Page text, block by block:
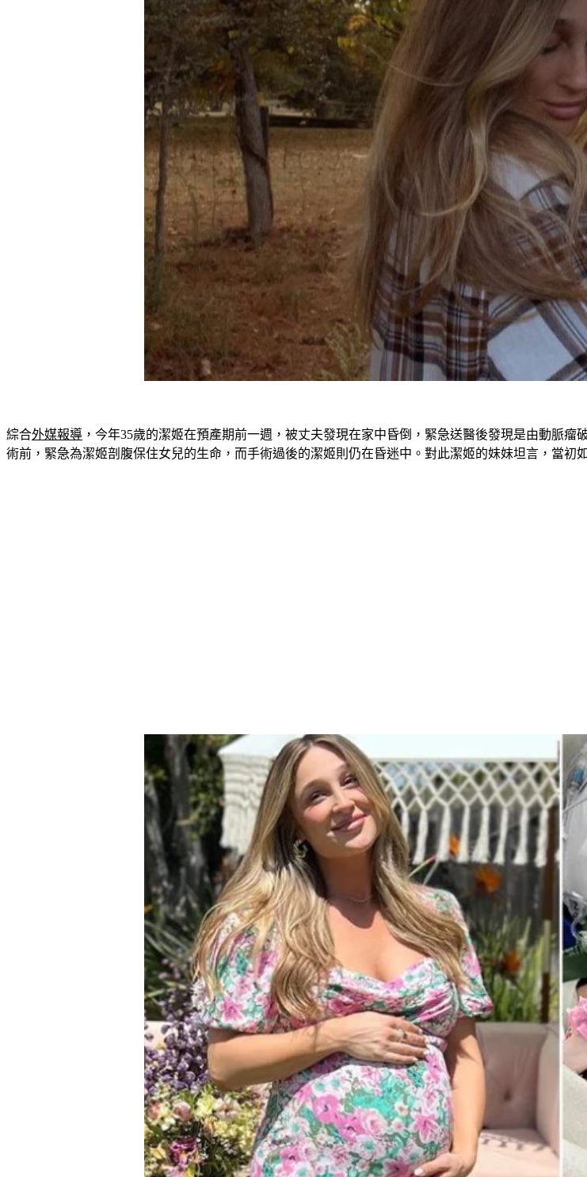
綜合外媒報導 ，今年35歲的潔姬在預產期前一週，被丈夫發現在家中昏倒，緊急送醫後發現是由動脈
術前，緊急為潔姬剖腹保住女兒的生命，而手術過後的潔姬則仍在昏迷中。對此潔姬的妹妹坦言，當初